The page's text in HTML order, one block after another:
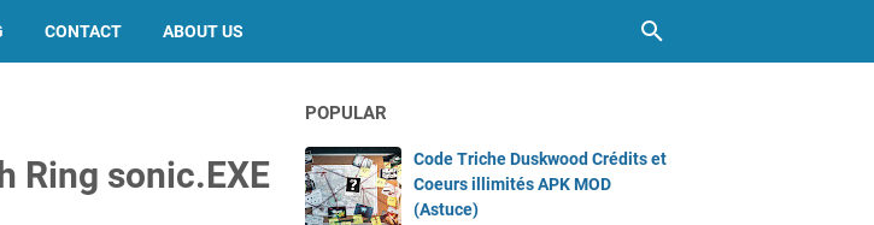
CONTACT ABOUT US
Ring sonic.EXE
POPULAR
Code Triche Duskwood Crédits et
Coeurs illimités APK MOD
(Astuce)